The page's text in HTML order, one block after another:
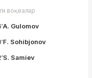
воқеалар
A. Gulomov
F. Sohibjonov
S. Samiev